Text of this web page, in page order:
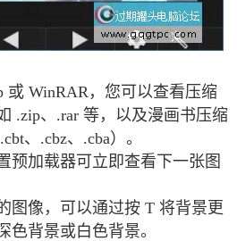
或 WinRAR，您可以查看压缩
.zip、.rar 等，以及漫画书压缩
、.cbz、.cba）。
预加载器可立即查看下一张图
图像，可以通过按 T 将背景更
色背景或白色背景。